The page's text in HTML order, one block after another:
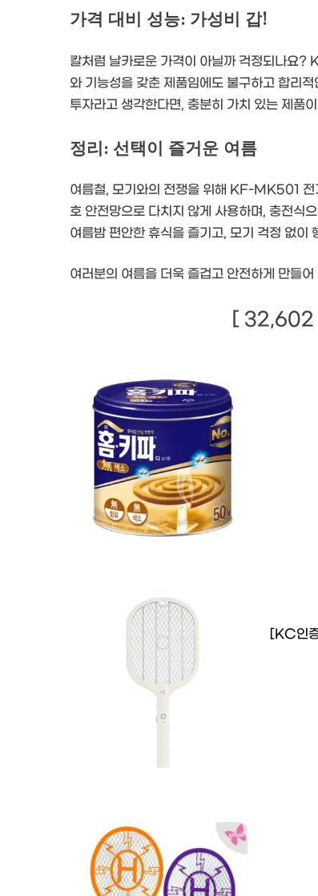
가격 대비 성능: 가성비 갑!
칼처럼 날카로운 가격이 아닐까 걱정되나요
와 기능성을 갖춘 제품임에도 불구하고 합리
투자라고 생각한다면, 충분히 가치 있는 제품
정리: 선택이 즐거운 여름
여름철, 모기와의 전쟁을 위해 KF-MK501
호 안전망으로 다치지 않게 사용하며, 충전식
여름밤 편안한 휴식을 즐기고, 모기 걱정 없이
여러분의 여름을 더욱 즐겁고 안전하게 만들
[ 32,602
[KC인